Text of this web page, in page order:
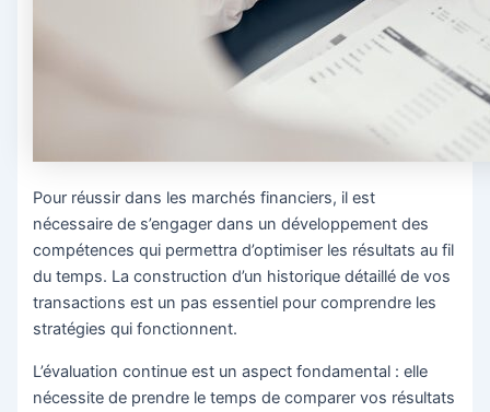
Pour réussir dans les marchés financiers, il est
nécessaire de s’engager dans un développement des
compétences qui permettra d’optimiser les résultats au fil
du temps. La construction d’un historique détaillé de vos
transactions est un pas essentiel pour comprendre les
stratégies qui fonctionnent.
L’évaluation continue est un aspect fondamental : elle
nécessite de prendre le temps de comparer vos résultats